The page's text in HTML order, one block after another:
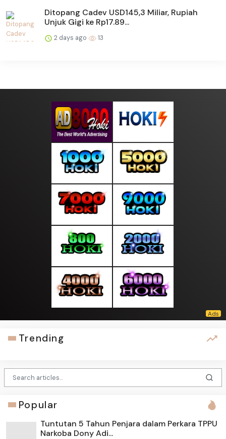
Ditopang Cadev USD145,3 Miliar, Rupiah
Unjuk Gigi ke Rp17.89...
2 days ago 13
Trending
Popular
Tuntutan 5 Tahun Penjara dalam Perkara TPPU
Narkoba Dony Adi...